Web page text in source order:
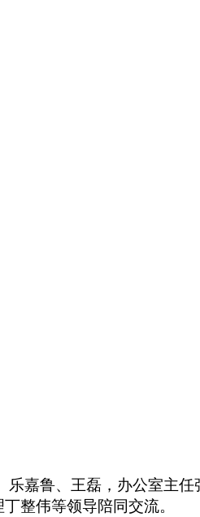
嘉鲁、王磊，办公室主
整伟等领导陪同交流。